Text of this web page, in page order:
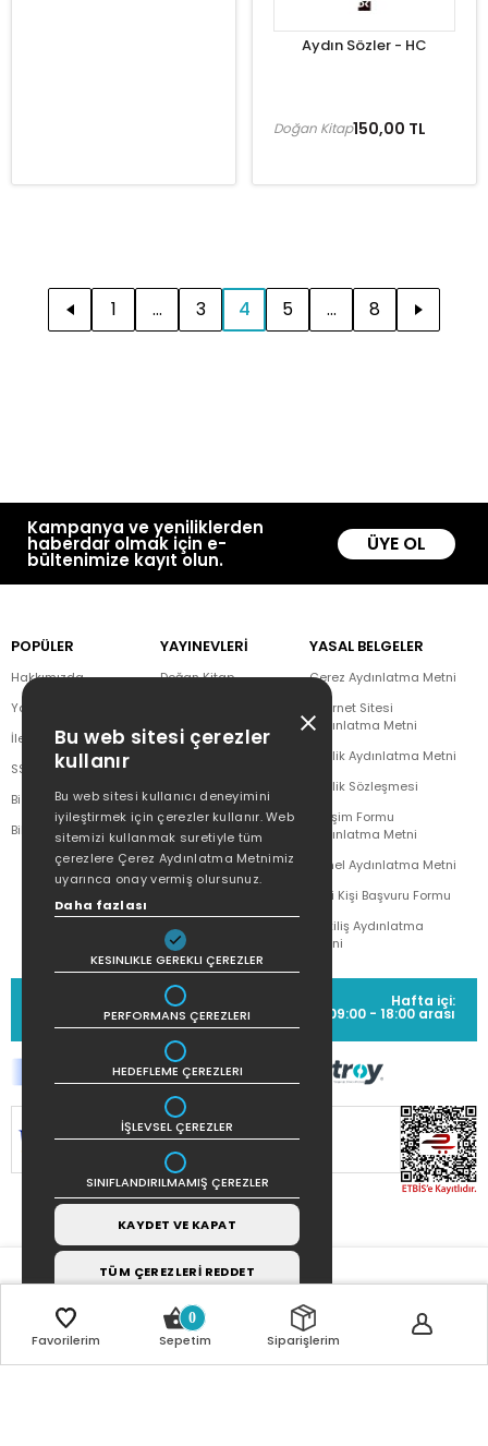
Favorilerim
0
Sepetim Siparişlerim
Aydın Sözler - HC
150,00 TL
Doğan Kitap
1 ... 3 4 5 ... 8
Kampanya ve yeniliklerden
haberdar olmak için e-
bültenimize kayıt olun.
ÜYE OL
POPÜLER
Hakkımızda
Yazar Listesi
İletişim
SSS
Bizden Haberler
Bilgi Toplumu Hizmetleri
YAYINEVLERİ
Doğan Kitap
Doğan Novus
Dex Kitap
Doğan Çocuk
YASAL BELGELER
Çerez Aydınlatma Metni
İnternet Sitesi
Aydınlatma Metni
Üyelik Aydınlatma Metni
Üyelik Sözleşmesi
İletişim Formu
Aydınlatma Metni
Genel Aydınlatma Metni
İlgili Kişi Başvuru Formu
Çekiliş Aydınlatma
Metni
MÜŞTERİ HİZMETLERİ
(0212) 373 77 00
Hafta içi:
09:00 - 18:00 arası
SİTEMİZ256Bit SSL SERTİFİKASI
Bu web sitesi çerezler
kullanır
Bu web sitesi kullanıcı deneyimini
iyileştirmek için çerezler kullanır. Web
sitemizi kullanmak suretiyle tüm
çerezlere Çerez Aydınlatma Metnimiz
uyarınca onay vermiş olursunuz.
Daha fazlası
KESINLIKLE GEREKLI ÇEREZLER
PERFORMANS ÇEREZLERI
HEDEFLEME ÇEREZLERI
İŞLEVSEL ÇEREZLER
SINIFLANDIRILMAMIŞ ÇEREZLER
KAYDET VE KAPAT
TÜM ÇEREZLERİ REDDET